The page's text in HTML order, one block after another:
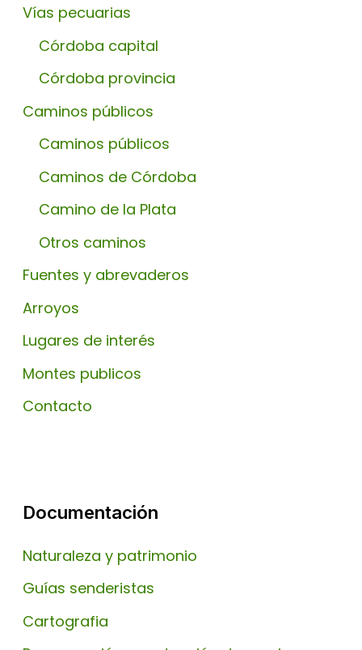
Vías pecuarias
Córdoba capital
Córdoba provincia
Caminos públicos
Caminos públicos
Caminos de Córdoba
Camino de la Plata
Otros caminos
Fuentes y abrevaderos
Arroyos
Lugares de interés
Montes publicos
Contacto
Documentación
Naturaleza y patrimonio
Guías senderistas
Cartografia